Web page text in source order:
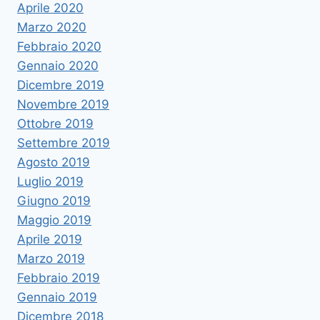
Aprile 2020
Marzo 2020
Febbraio 2020
Gennaio 2020
Dicembre 2019
Novembre 2019
Ottobre 2019
Settembre 2019
Agosto 2019
Luglio 2019
Giugno 2019
Maggio 2019
Aprile 2019
Marzo 2019
Febbraio 2019
Gennaio 2019
Dicembre 2018